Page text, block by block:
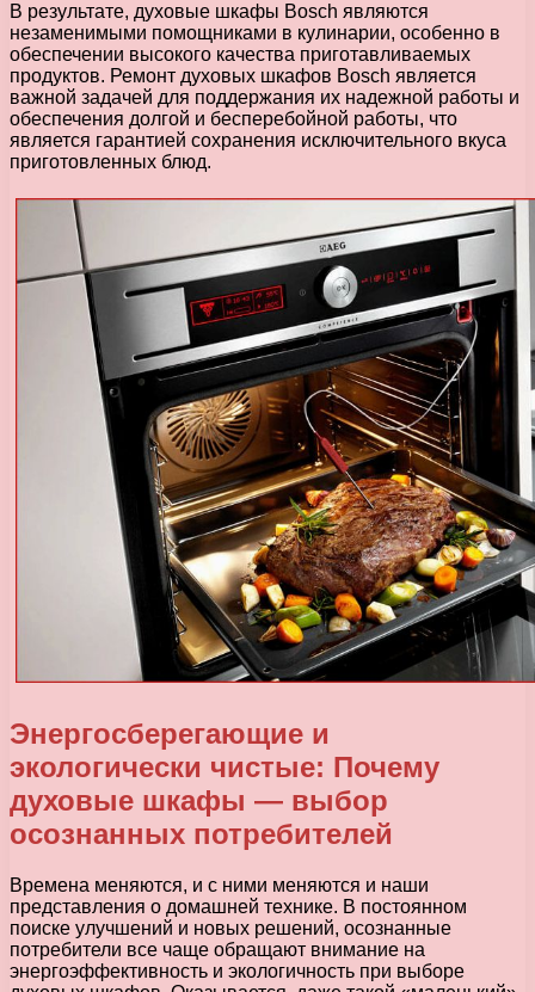
В результате, духовые шкафы Bosch являются
незаменимыми помощниками в кулинарии, особенно в
обеспечении высокого качества приготавливаемых
продуктов. Ремонт духовых шкафов Bosch является
важной задачей для поддержания их надежной работы и
обеспечения долгой и бесперебойной работы, что
является гарантией сохранения исключительного вкуса
приготовленных блюд.
Энергосберегающие и
экологически чистые: Почему
духовые шкафы — выбор
осознанных потребителей
Времена меняются, и с ними меняются и наши
представления о домашней технике. В постоянном
поиске улучшений и новых решений, осознанные
потребители все чаще обращают внимание на
энергоэффективность и экологичность при выборе